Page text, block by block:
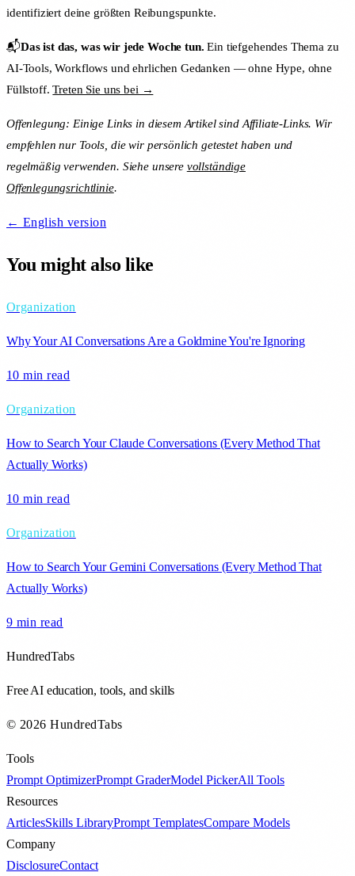
identifiziert deine größten Reibungspunkte.
📬Das ist das, was wir jede Woche tun. Ein tiefgehendes Thema zu
AI-Tools, Workflows und ehrlichen Gedanken — ohne Hype, ohne
Füllstoff.Treten Sie uns bei →
Offenlegung: Einige Links in diesem Artikel sind Affiliate-Links. Wir
empfehlen nur Tools, die wir persönlich getestet haben und
regelmäßig verwenden. Siehe unsere vollständige
Offenlegungsrichtlinie.
← English version
You might also like
Organization
Why Your AI Conversations Are a Goldmine You're Ignoring
10 min read
Organization
How to Search Your Claude Conversations (Every Method That
Actually Works)
10 min read
Organization
How to Search Your Gemini Conversations (Every Method That
Actually Works)
9 min read
HundredTabs
Free AI education, tools, and skills
© 2026 HundredTabs
Tools
Prompt OptimizerPrompt GraderModel PickerAll Tools
Resources
ArticlesSkills LibraryPrompt TemplatesCompare Models
Company
DisclosureContact